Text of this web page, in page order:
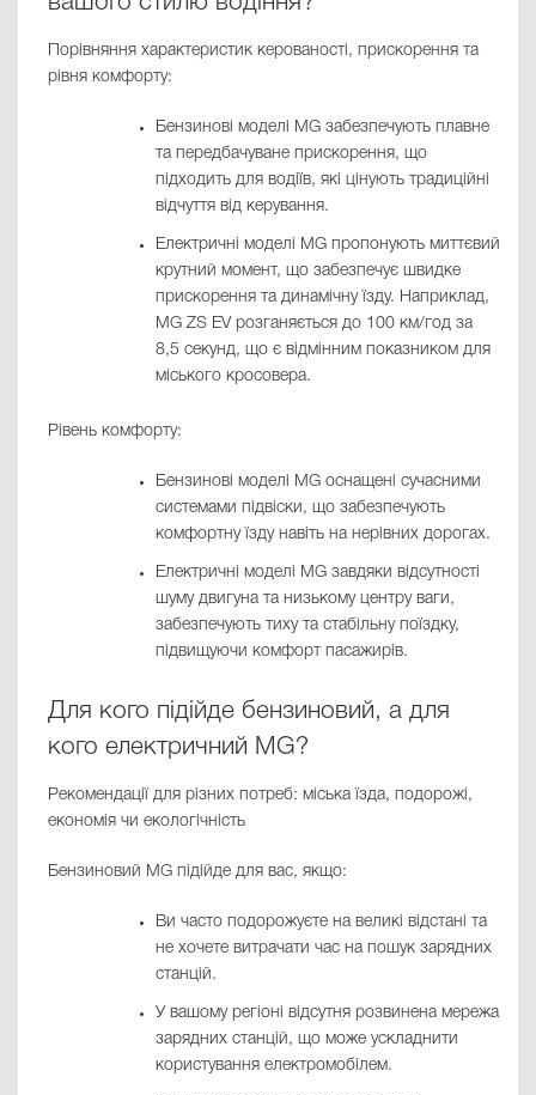
Порівняння характеристик керованості, прискорення та
рівня комфорту:
Бензинові моделі MG забезпечують плавне
та передбачуване прискорення, що
підходить для водіїв, які цінують традиційні
відчуття від керування.
Електричні моделі MG пропонують миттєвий
крутний момент, що забезпечує швидке
прискорення та динамічну їзду. Наприклад,
MG ZS EV розганяється до 100 км/год за
8,5 секунд, що є відмінним показником для
міського кросовера.
Рівень комфорту:
Бензинові моделі MG оснащені сучасними
системами підвіски, що забезпечують
комфортну їзду навіть на нерівних дорогах.
Електричні моделі MG завдяки відсутності
шуму двигуна та низькому центру ваги,
забезпечують тиху та стабільну поїздку,
підвищуючи комфорт пасажирів.
Для кого підійде бензиновий, а для
кого електричний MG?
Рекомендації для різних потреб: міська їзда, подорожі,
економія чи екологічність
Бензиновий MG підійде для вас, якщо:
Ви часто подорожуєте на великі відстані та
не хочете витрачати час на пошук зарядних
станцій.
У вашому регіоні відсутня розвинена мережа
зарядних станцій, що може ускладнити
користування електромобілем.